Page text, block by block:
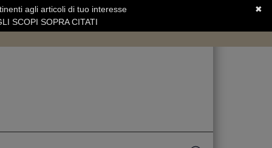
SERVIZIO CLIENTI +39.0773.470.562 ✖
agli articoli di tuo interesse
SCOPI SOPRA CITATI